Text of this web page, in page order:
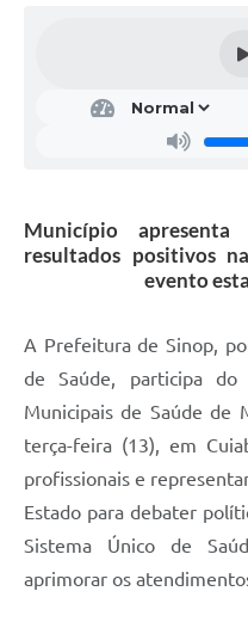
Município apresenta
resultados positivos
evento
A Prefeitura de Sinop,
de Saúde, participa do
Municipais de Saúde de
terça-feira (13), em
profissionais e
Estado para debater
Sistema Único de
aprimorar os